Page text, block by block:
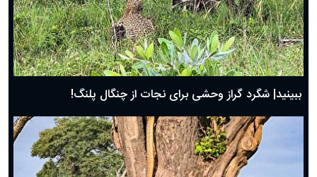
ببینید| شگرد گراز وحشی برای نجات از چنگال پلنگ!